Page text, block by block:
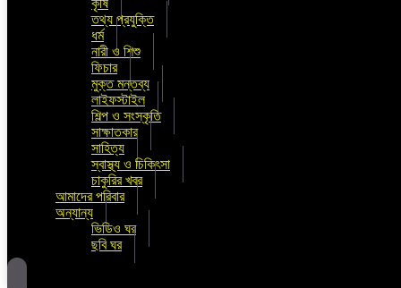
কৃষি
তথ্য প্রযুক্তি
ধর্ম
নারী ও শিশু
ফিচার
মুক্ত মন্তব্য
লাইফস্টাইল
শিল্প ও সংস্কৃতি
সাক্ষাতকার
সাহিত্য
স্বাস্থ্য ও চিকিৎসা
চাকুরির খবর
আমাদের পরিবার
অন্যান্য
ভিডিও ঘর
ছবি ঘর